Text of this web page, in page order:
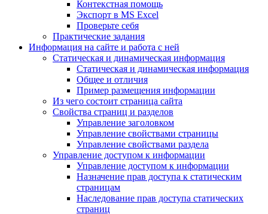
Контекстная помощь
Экспорт в MS Excel
Проверьте себя
Практические задания
Информация на сайте и работа с ней
Статическая и динамическая информация
Статическая и динамическая информация
Общее и отличия
Пример размещения информации
Из чего состоит страница сайта
Свойства страниц и разделов
Управление заголовком
Управление свойствами страницы
Управление свойствами раздела
Управление доступом к информации
Управление доступом к информации
Назначение прав доступа к статическим
страницам
Наследование прав доступа статических
страниц